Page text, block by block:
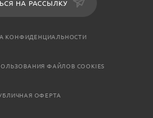
НА РАССЫЛКУ
КОНФИДЕНЦИАЛЬНОСТИ
ФАЙЛОВ COOKIES
ОФЕРТА